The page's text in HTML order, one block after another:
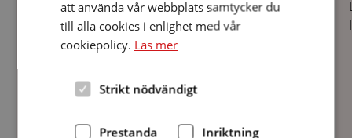
Föreningens 60-årsjubileum, lördagen den 29 kl
13.00 Jubileumsmiddag i
Safiren/Pelarsalen.Anmälan senast 1 augusti till
200:-/personInbjudan skickas ut.
att använda vår webbplats samtycker du
till alla cookies i enlighet med vår
cookiepolicy. Läs mer
Strikt nödvändigt
Prestanda Inriktning